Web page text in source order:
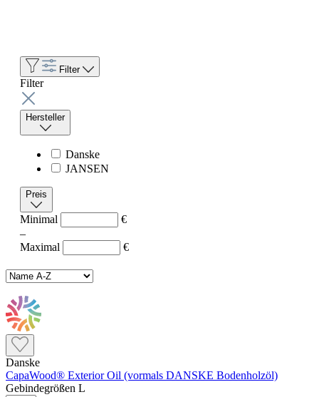
Filter
Filter
Hersteller
Danske
JANSEN
Preis
Minimal
€
–
Maximal
€
Danske
CapaWood® Exterior Oil (vormals DANSKE Bodenholzöl)
Gebindegrößen L